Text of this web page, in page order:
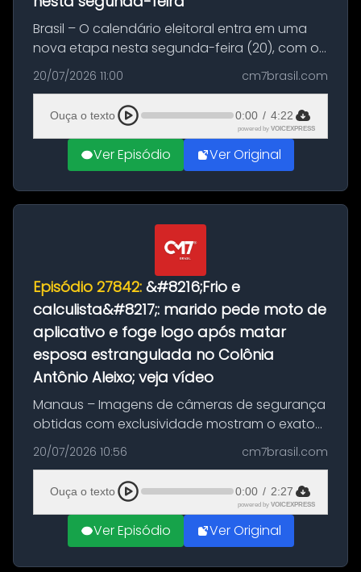
Brasil – O calendário eleitoral entra em uma
nova etapa nesta segunda-feira (20), com o
início do período destinado às convenções
partidárias. Até 5 de agosto, partidos e
federações poderão oficializa...
20/07/2026 11:00 cm7brasil.com
Ouça o texto 0:00 / 4:22
powered by VOICEXPRESS
Ver Episódio Ver Original
Episódio 27842: &#8216;Frio e
calculista&#8217;: marido pede moto de
aplicativo e foge logo após matar
esposa estrangulada no Colônia
Antônio Aleixo; veja vídeo
Manaus – Imagens de câmeras de segurança
obtidas com exclusividade mostram o exato
momento da fuga do principal suspeito da
morte de Larissa Araújo, de 28 anos. O crime
ocorreu na noite deste último d...
20/07/2026 10:56 cm7brasil.com
Ouça o texto 0:00 / 2:27
powered by VOICEXPRESS
Ver Episódio Ver Original